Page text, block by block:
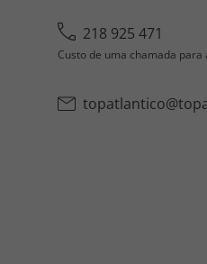
218 925 471
Custo de uma chamada